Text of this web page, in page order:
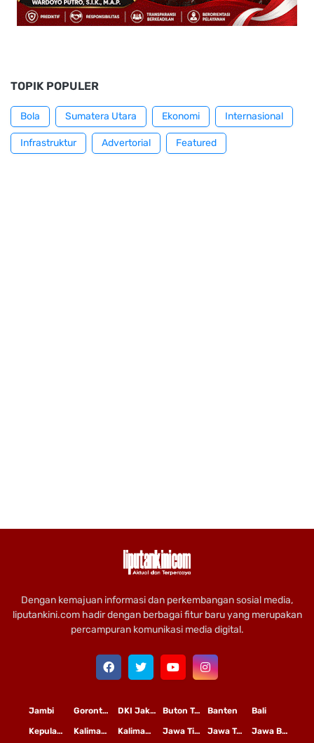
TOPIK POPULER
Bola Sumatera Utara Ekonomi Internasional
Infrastruktur Advertorial Featured
Dengan kemajuan informasi dan perkembangan sosial media,
liputankini.com hadir dengan berbagai fitur baru yang merupakan
percampuran komunikasi media digital.
Bali
Banten
Buton Tengah
DKI Jakarta
Gorontalo
Jambi
Jawa Barat
Jawa Tengah
Jawa Timur
Kalimantan Tengah
Kalimantan Timur
Kepulauan Riau